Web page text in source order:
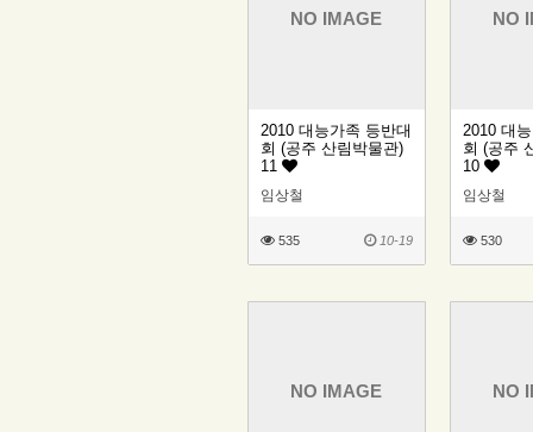
NO IMAGE
2010 대능가족 등반대
회 (공주 산림박물관)
11
임상철
10-19
535
NO
2010 대
회 (공주
10
임상철
530
NO IMAGE NO